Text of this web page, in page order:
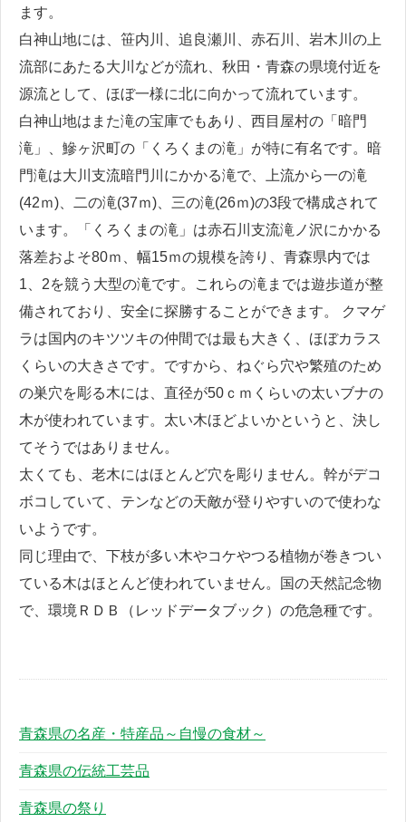
ます。
白神山地には、笹内川、追良瀬川、赤石川、岩木川の上
流部にあたる大川などが流れ、秋田・青森の県境付近を
源流として、ほぼ一様に北に向かって流れています。
白神山地はまた滝の宝庫でもあり、西目屋村の「暗門
滝」、鰺ヶ沢町の「くろくまの滝」が特に有名です。暗
門滝は大川支流暗門川にかかる滝で、上流から一の滝
(42ｍ)、二の滝(37ｍ)、三の滝(26ｍ)の3段で構成されて
います。「くろくまの滝」は赤石川支流滝ノ沢にかかる
落差およそ80ｍ、幅15ｍの規模を誇り、青森県内では
1、2を競う大型の滝です。これらの滝までは遊歩道が整
備されており、安全に探勝することができます。 クマゲ
ラは国内のキツツキの仲間では最も大きく、ほぼカラス
くらいの大きさです。ですから、ねぐら穴や繁殖のため
の巣穴を彫る木には、直径が50ｃｍくらいの太いブナの
木が使われています。太い木ほどよいかというと、決し
てそうではありません。
太くても、老木にはほとんど穴を彫りません。幹がデコ
ボコしていて、テンなどの天敵が登りやすいので使わな
いようです。
同じ理由で、下枝が多い木やコケやつる植物が巻きつい
ている木はほとんど使われていません。国の天然記念物
で、環境ＲＤＢ（レッドデータブック）の危急種です。
青森県の名産・特産品～自慢の食材～
青森県の伝統工芸品
青森県の祭り